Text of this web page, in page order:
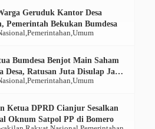
Pemerintahan Umum
Geruduk Kantor Desa
Pemerintah Bekukan Bumdesa
Pemerintahan Umum
Bumdesa Benjot Main Saham
Desa, Ratusan Juta Disulap Jadi
Ketua DPRD Cianjur Sesalkan
Oknum Satpol PP di Bomero